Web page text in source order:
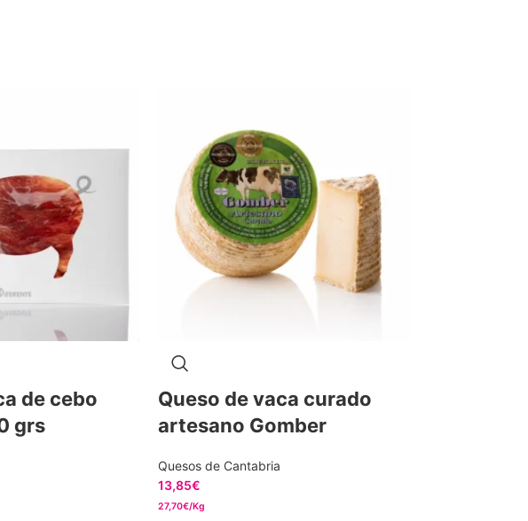
de cebo
grs
Queso de vaca curado
artesano Gomber
Quesos de Cantabria
13,85€
27,70€/Kg